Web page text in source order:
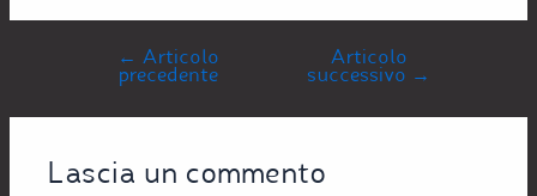
← Articolo
precedente
Articolo
successivo →
Lascia un commento